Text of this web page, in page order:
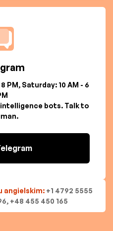
PM, Saturday: 10 AM - 6
bots. Talk to
angielskim: +1 4792 5555
+48 455 450 165